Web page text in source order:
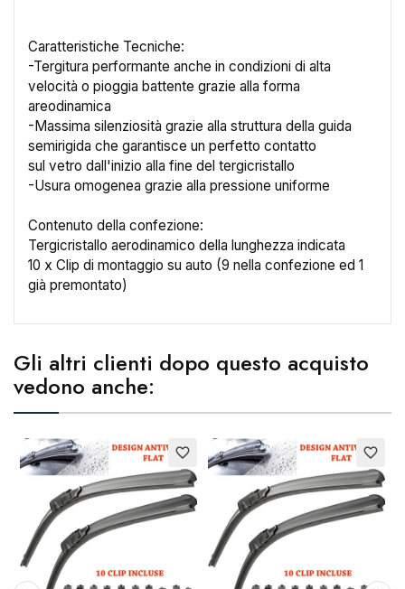
Caratteristiche Tecniche:
-Tergitura performante anche in condizioni di alta
velocità o pioggia battente grazie alla forma
areodinamica
-Massima silenziosità grazie alla struttura della guida
semirigida che garantisce un perfetto contatto
sul vetro dall'inizio alla fine del tergicristallo
-Usura omogenea grazie alla pressione uniforme
Contenuto della confezione:
Tergicristallo aerodinamico della lunghezza indicata
10 x Clip di montaggio su auto (9 nella confezione ed 1
già premontato)
Gli altri clienti dopo questo acquisto
vedono anche:
favorite_border favorite_border
Crea lista dei desideri
Nome lista dei desideri
Annulla Crea lista dei desideri